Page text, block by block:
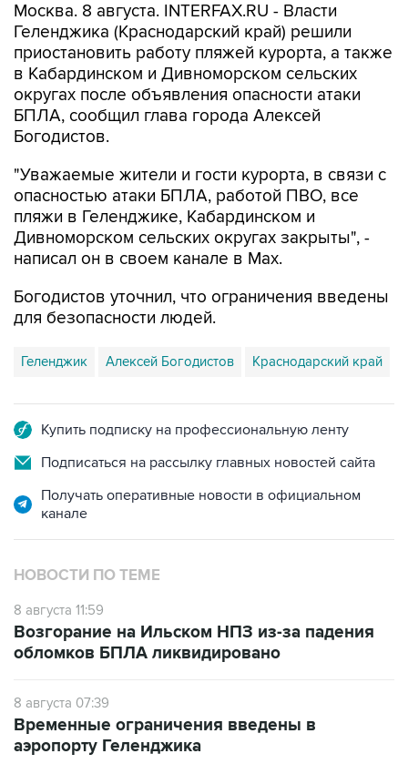
Москва. 8 августа. INTERFAX.RU - Власти
Геленджика (Краснодарский край) решили
приостановить работу пляжей курорта, а также
в Кабардинском и Дивноморском сельских
округах после объявления опасности атаки
БПЛА, сообщил глава города Алексей
Богодистов.
"Уважаемые жители и гости курорта, в связи с
опасностью атаки БПЛА, работой ПВО, все
пляжи в Геленджике, Кабардинском и
Дивноморском сельских округах закрыты", -
написал он в своем канале в Max.
Богодистов уточнил, что ограничения введены
для безопасности людей.
Геленджик Алексей Богодистов Краснодарский край
Купить подписку на профессиональную ленту
Подписаться на рассылку главных новостей сайта
Получать оперативные новости в официальном
канале
НОВОСТИ ПО ТЕМЕ
8 августа 11:59
Возгорание на Ильском НПЗ из-за падения
обломков БПЛА ликвидировано
8 августа 07:39
Временные ограничения введены в
аэропорту Геленджика